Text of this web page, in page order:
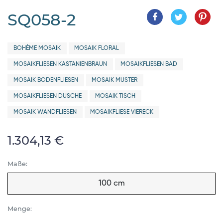
SQ058-2
BOHÈME MOSAIK MOSAIK FLORAL
MOSAIKFLIESEN KASTANIENBRAUN MOSAIKFLIESEN BAD
MOSAIK BODENFLIESEN MOSAIK MUSTER
MOSAIKFLIESEN DUSCHE MOSAIK TISCH
MOSAIK WANDFLIESEN MOSAIKFLIESE VIERECK
1.304,13 €
Maße:
100 cm
Menge: